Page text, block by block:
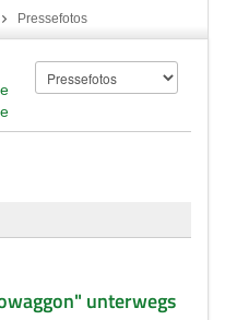
Pressefotos
unterwegs